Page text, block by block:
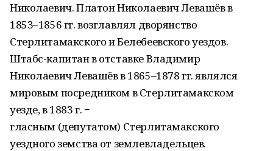
Николаевич. Платон Николаевич Левашёв в
1853–1856 гг. возглавлял дворянство
Стерлитамакского и Белебеевского уездов.
Штабс-капитан в отставке Владимир
Николаевич Левашёв в 1865–1878 гг. являлся
мировым посредником в Стерлитамакском
уезде, в 1883 г. −
гласным (депутатом) Стерлитамакского
уездного земства от землевладельцев.